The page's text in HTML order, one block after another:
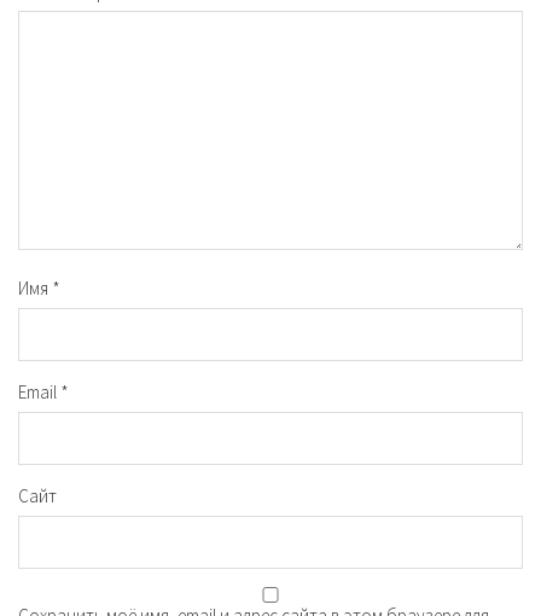
Имя *
Email *
Сайт